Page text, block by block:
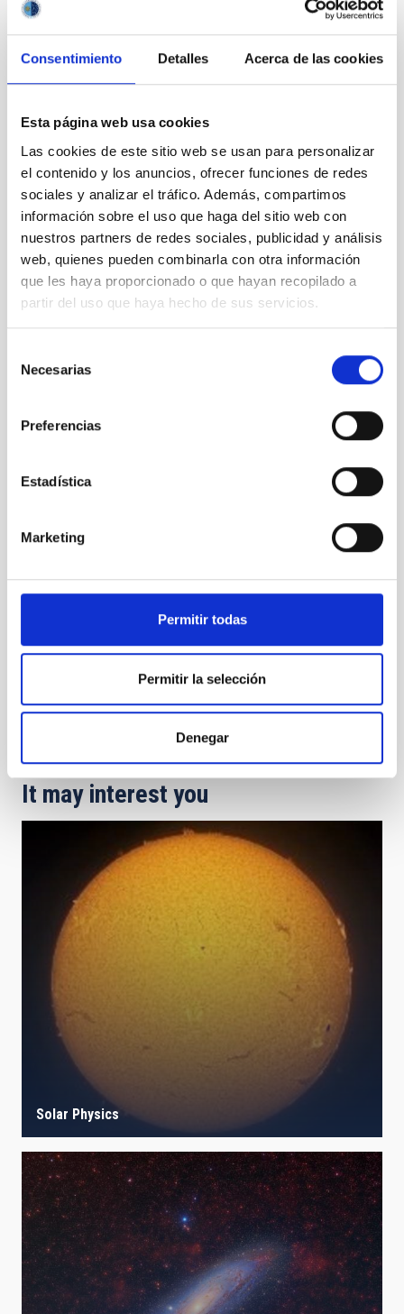
Consentimiento Detalles Acerca de las cookies
Esta página web usa cookies
Las cookies de este sitio web se usan para personalizar
el contenido y los anuncios, ofrecer funciones de redes
sociales y analizar el tráfico. Además, compartimos
información sobre el uso que haga del sitio web con
nuestros partners de redes sociales, publicidad y análisis
web, quienes pueden combinarla con otra información
que les haya proporcionado o que hayan recopilado a
partir del uso que haya hecho de sus servicios.
Necesarias
Preferencias
Estadística
Marketing
Permitir todas
Permitir la selección
Denegar
de la placa
y de
conmemoración
del 30º
de la Ley
Algunos
asistentes
al acto de
colocación
del 30º
de la Ley
Algunos
al acto de
colocación
conmemoración
aniversario
de la Ley
It may interest you
Solar Physics